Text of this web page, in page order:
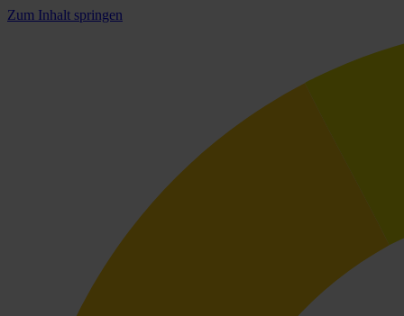
Zum Inhalt springen